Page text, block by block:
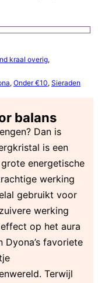
kraal overig,
, Onder €10, Sieraden
balans
Dan is
is een
energetische
werking
gebruikt voor
werking
op het aura
Dyona’s favoriete
Terwijl